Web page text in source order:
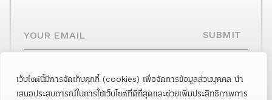
เว็บไซต์นี้มีการจัดเก็บคุกกี้ (cookies) เพื่อจัดการข้อมูลส่วนบุคคล นำ
เสนอประสบการณ์ในการใช้เว็บไซต์ที่ดีที่สุดและช่วยเพิ่มประสิทธิภาพการ
SUBMIT
Facebook Twitter Instagram